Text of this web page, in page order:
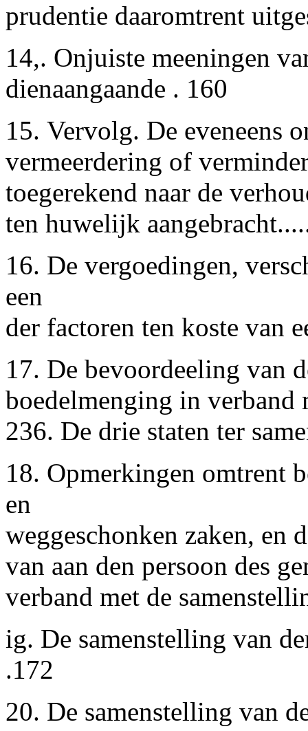
prudentie daaromtrent
14,. Onjuiste meeningen
dienaangaande . 160
15. Vervolg. De eveneens
vermeerdering of
toegerekend naar de
ten huwelijk
16. De vergoedingen,
een
der factoren ten koste van
17. De bevoordeeling van
boedelmenging in verband
236. De drie staten ter
18. Opmerkingen omtrent
en
weggeschonken zaken, en
van aan den persoon des
verband met de
ig. De samenstelling van
.172
20. De samenstelling van